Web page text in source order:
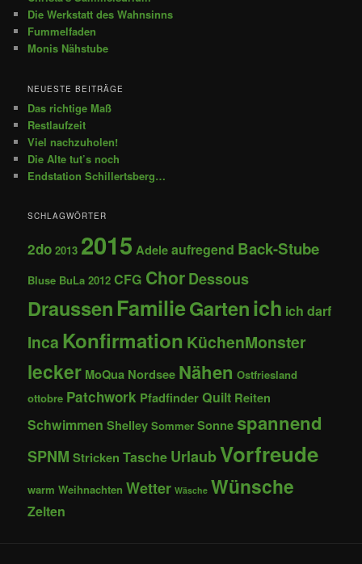
Die Werkstatt des Wahnsinns
Fummelfaden
Monis Nähstube
NEUESTE BEITRÄGE
Das richtige Maß
Restlaufzeit
Viel nachzuholen!
Die Alte tut’s noch
Endstation Schillertsberg…
SCHLAGWÖRTER
2do 2013 2015 Adeleaufregend Back-Stube
Bluse BuLa 2012 CFG ChorDessous
Draussen FamilieGartenich ich darf
Inca Konfirmation KüchenMonster
lecker MoQua Nordsee Nähen Ostfriesland
ottobre Patchwork PfadfinderQuilt Reiten
Schwimmen Shelley Sommer Sonnespannend
SPNM Stricken Tasche UrlaubVorfreude
warm Weihnachten Wetter Wäsche Wünsche
Zelten